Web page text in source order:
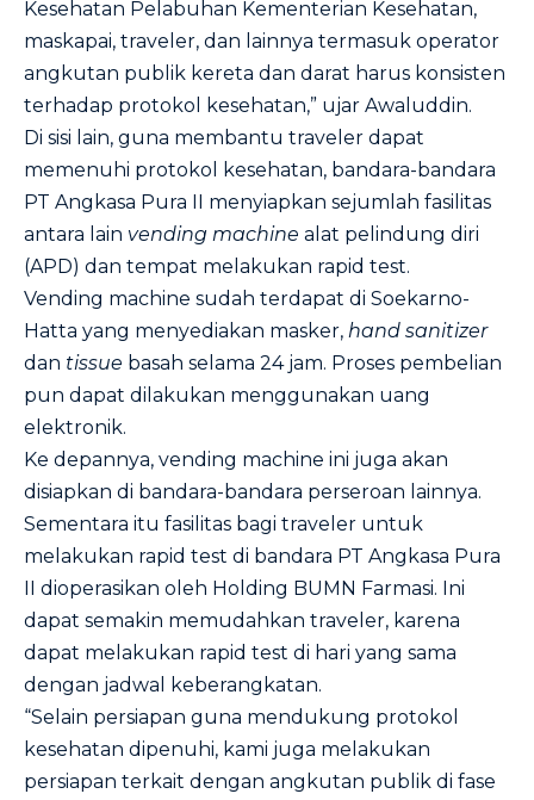
Kesehatan Pelabuhan Kementerian Kesehatan,
maskapai, traveler, dan lainnya termasuk operator
angkutan publik kereta dan darat harus konsisten
terhadap protokol kesehatan,” ujar Awaluddin.
Di sisi lain, guna membantu traveler dapat
memenuhi protokol kesehatan, bandara-bandara
PT Angkasa Pura II menyiapkan sejumlah fasilitas
antara lain vending machine alat pelindung diri
(APD) dan tempat melakukan rapid test.
Vending machine sudah terdapat di Soekarno-
Hatta yang menyediakan masker, hand sanitizer
dan tissue basah selama 24 jam. Proses pembelian
pun dapat dilakukan menggunakan uang
elektronik.
Ke depannya, vending machine ini juga akan
disiapkan di bandara-bandara perseroan lainnya.
Sementara itu fasilitas bagi traveler untuk
melakukan rapid test di bandara PT Angkasa Pura
II dioperasikan oleh Holding BUMN Farmasi. Ini
dapat semakin memudahkan traveler, karena
dapat melakukan rapid test di hari yang sama
dengan jadwal keberangkatan.
“Selain persiapan guna mendukung protokol
kesehatan dipenuhi, kami juga melakukan
persiapan terkait dengan angkutan publik di fase